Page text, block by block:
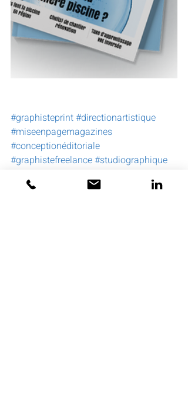
#graphisteprint#directionartistique
#miseenpagemagazines
#conceptionéditoriale
#graphistefreelance#studiographique